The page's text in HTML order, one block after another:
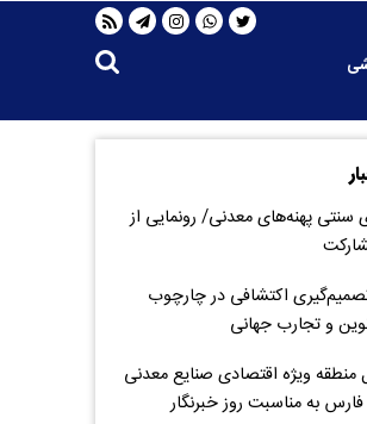
سنتی پهنه‌های معدنی/ رونمایی از
اکتشافی در چارچوب
و تجارب جهانی
منطقه ویژه اقتصادی صنایع معدنی
به مناسبت روز خبرنگار‌